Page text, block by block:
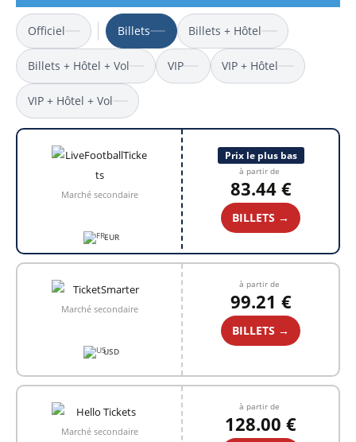
Officiel Billets Billets + Hôtel
Billets + Hôtel + Vol VIP VIP + Hôtel
VIP + Hôtel + Vol
Marché secondaire
EUR
Prix le plus bas
à partir de
83.44 €
BILLETS →
Marché secondaire
USD
à partir de
99.21 €
BILLETS →
Marché secondaire
à partir de
128.00 €